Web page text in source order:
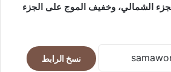
الشمالي، وخفيف الموج على الجزء
نسخ الرابط